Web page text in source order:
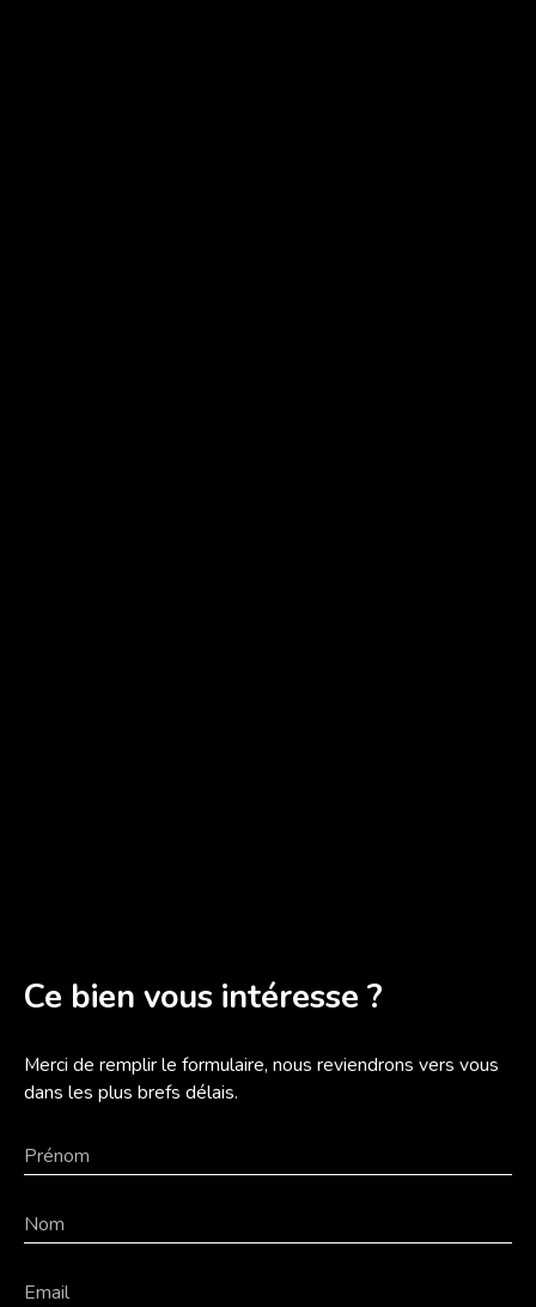
Ce bien vous intéresse ?
Merci de remplir le formulaire, nous reviendrons vers vous
dans les plus brefs délais.
Prénom
Nom
Email